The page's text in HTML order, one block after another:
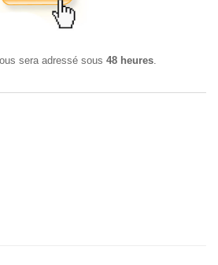
sera adressé sous 48 heures.